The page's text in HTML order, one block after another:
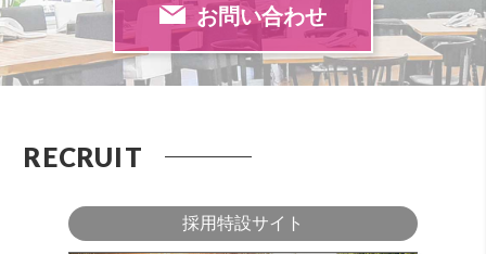
お問い合わせ
RECRUIT
採用特設サイト